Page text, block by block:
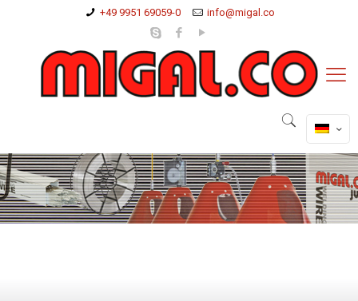
+49 9951 69059-0 info@migal.co